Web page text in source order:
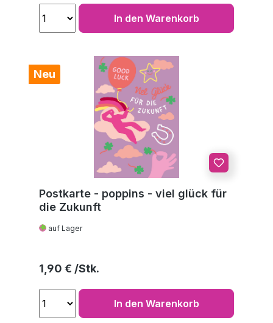
In den Warenkorb
Neu
Postkarte - poppins - viel glück für
die Zukunft
auf Lager
Regulärer Preis:
1,90 €
In den Warenkorb